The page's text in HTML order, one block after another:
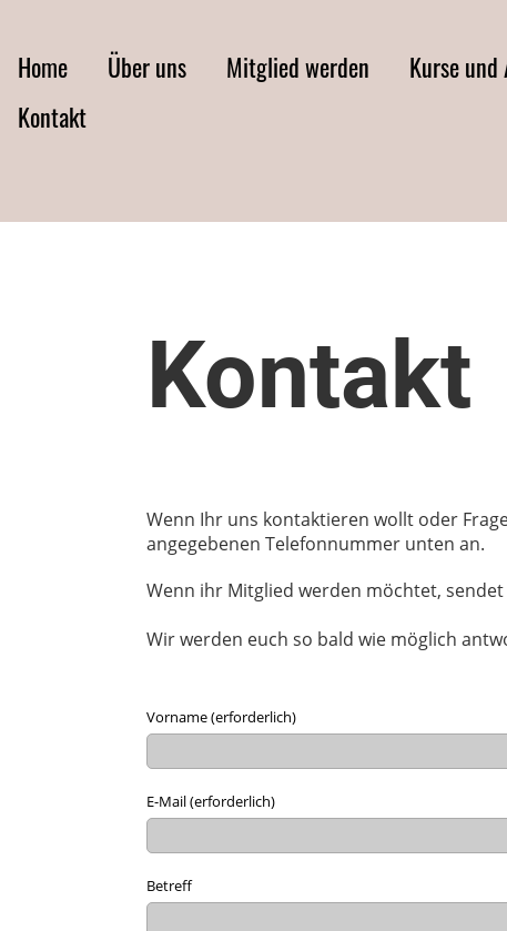
Home Über uns Mitglied werden Kurse und
Kontakt
Kontakt
Wenn Ihr uns kontaktieren wollt oder
angegebenen Telefonnummer unten an.
Wenn ihr Mitglied werden möchtet,
Wir werden euch so bald wie möglich
Vorname (erforderlich)
E-Mail (erforderlich)
Betreff